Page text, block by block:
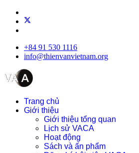
+84 91 530 1116
info@thienvanvietnam.org
Trang chủ
Giới thiệu
Giới thiệu tổng quan
Lịch sử VACA
Hoạt động
Sách và ấn phẩm